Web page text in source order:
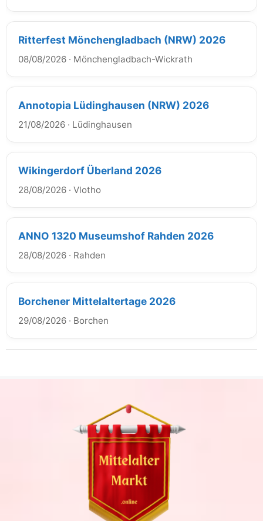
Ritterfest Mönchengladbach (NRW) 2026
08/08/2026 · Mönchengladbach-Wickrath
Annotopia Lüdinghausen (NRW) 2026
21/08/2026 · Lüdinghausen
Wikingerdorf Überland 2026
28/08/2026 · Vlotho
ANNO 1320 Museumshof Rahden 2026
28/08/2026 · Rahden
Borchener Mittelaltertage 2026
29/08/2026 · Borchen